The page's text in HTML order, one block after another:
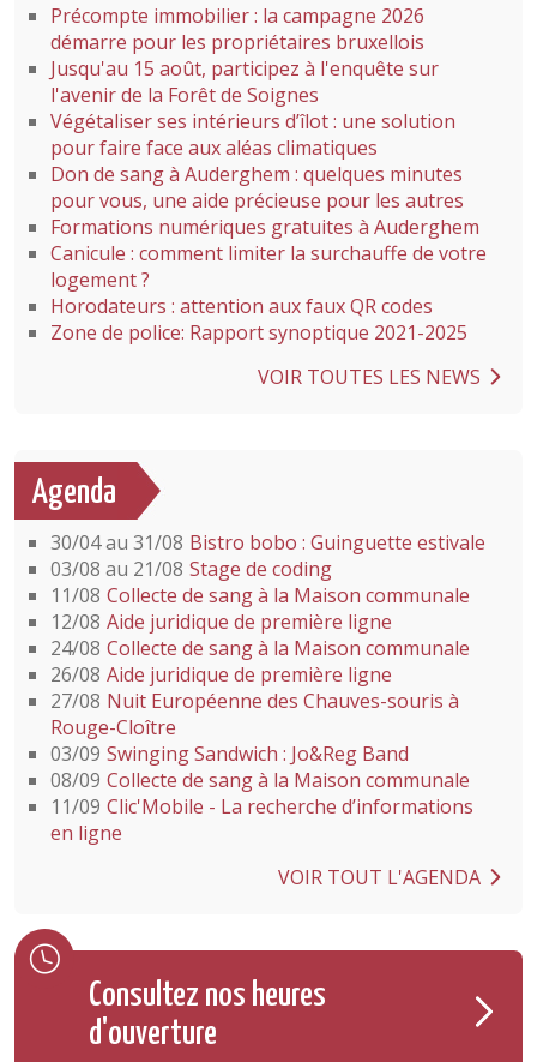
Précompte immobilier : la campagne 2026
démarre pour les propriétaires bruxellois
Jusqu'au 15 août, participez à l'enquête sur
l'avenir de la Forêt de Soignes
Végétaliser ses intérieurs d’îlot : une solution
pour faire face aux aléas climatiques
Don de sang à Auderghem : quelques minutes
pour vous, une aide précieuse pour les autres
Formations numériques gratuites à Auderghem
Canicule : comment limiter la surchauffe de votre
logement ?
Horodateurs : attention aux faux QR codes
Zone de police: Rapport synoptique 2021-2025
VOIR TOUTES LES NEWS
Agenda
30/04 au 31/08 Bistro bobo : Guinguette estivale
03/08 au 21/08 Stage de coding
11/08 Collecte de sang à la Maison communale
12/08 Aide juridique de première ligne
24/08 Collecte de sang à la Maison communale
26/08 Aide juridique de première ligne
27/08 Nuit Européenne des Chauves-souris à
Rouge-Cloître
03/09 Swinging Sandwich : Jo&Reg Band
08/09 Collecte de sang à la Maison communale
11/09 Clic'Mobile - La recherche d’informations
en ligne
VOIR TOUT L'AGENDA
Consultez nos heures
d'ouverture